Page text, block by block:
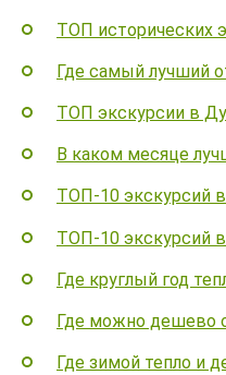
ТОП исторических
Где самый лучший
ТОП экскурсии в
В каком месяце
ТОП-10 экскурсий
ТОП-10 экскурсий
Где круглый год
Где можно дешево
Где зимой тепло и